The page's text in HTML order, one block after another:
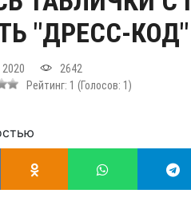
"ДРЕСС-КОД"
2642
Рейтинг: 1 (Голосов: 1 )